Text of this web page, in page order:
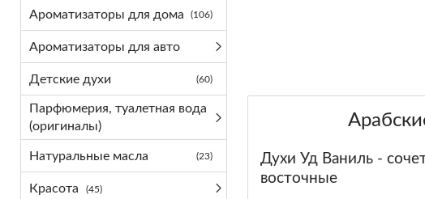
Ароматизаторы для дома (106)
Ароматизаторы для авто
Детские духи (60)
Парфюмерия, туалетная вода
(оригиналы)
Натуральные масла (23)
Красота (45)
Арабские
Духи Уд Ваниль -
восточные